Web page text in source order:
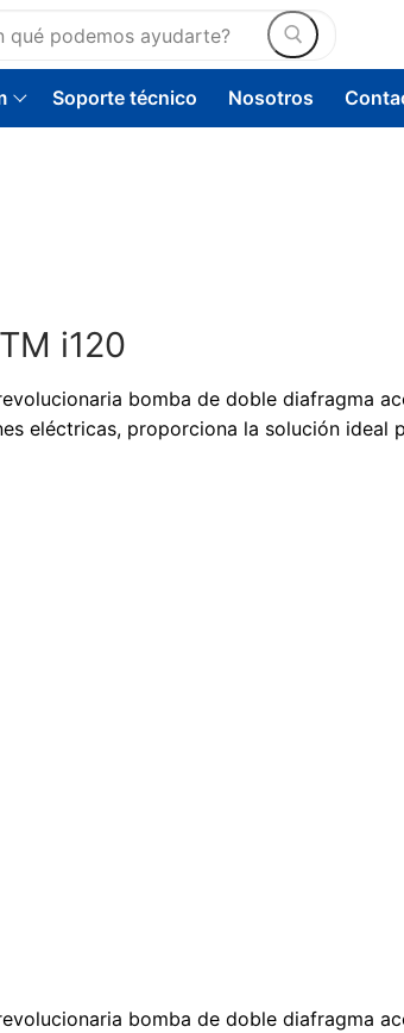
Soporte técnico Nosotros
i120
bomba de doble diafragma
eléctricas, proporciona la solución
bomba de doble diafragma